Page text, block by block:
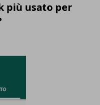
più usato per